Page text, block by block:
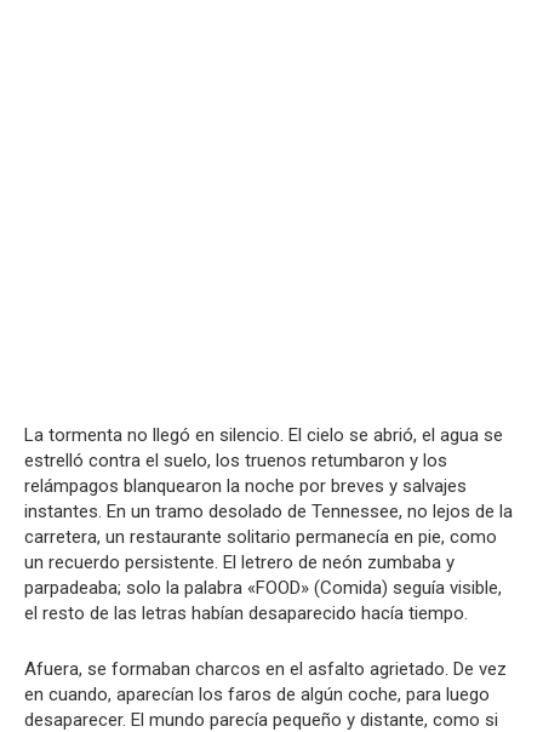
La tormenta no llegó en silencio. El cielo se abrió, el agua se
estrelló contra el suelo, los truenos retumbaron y los
relámpagos blanquearon la noche por breves y salvajes
instantes. En un tramo desolado de Tennessee, no lejos de la
carretera, un restaurante solitario permanecía en pie, como
un recuerdo persistente. El letrero de neón zumbaba y
parpadeaba; solo la palabra «FOOD» (Comida) seguía visible,
el resto de las letras habían desaparecido hacía tiempo.
Afuera, se formaban charcos en el asfalto agrietado. De vez
en cuando, aparecían los faros de algún coche, para luego
desaparecer. El mundo parecía pequeño y distante, como si